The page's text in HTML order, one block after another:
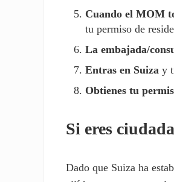
Cuando el MOM
tu permiso de
La embajada/
Entras en Suiza y
Obtienes tu
Si eres
Dado que Suiza ha